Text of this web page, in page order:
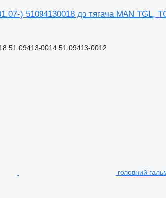
) 51094130018 до тягача MAN TGL,
51.09413-0014 51.09413-0012
головний